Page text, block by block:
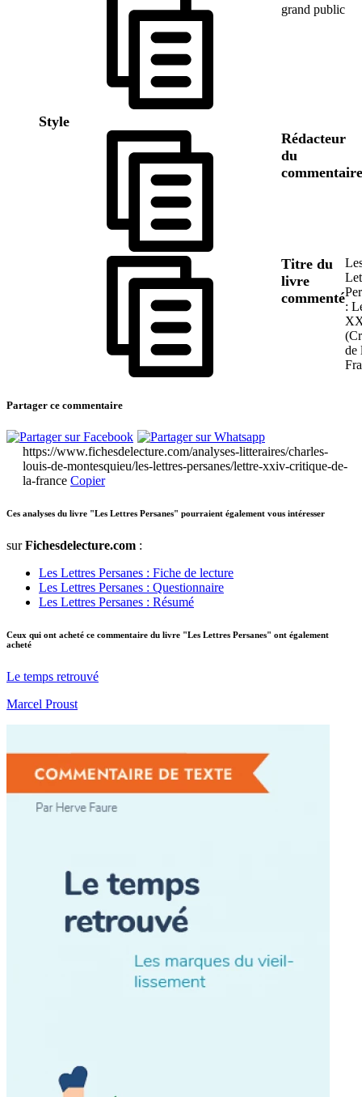
Style
grand public
Rédacteur
du
commentaire
Titre du
livre
commenté
:
de
Partager ce commentaire
https://www.fichesdelecture.com/analyses-litteraires/charles-
louis-de-montesquieu/les-lettres-persanes/lettre-xxiv-critique-de-
la-france Copier
Ces analyses du livre "Les Lettres Persanes" pourraient également vous intéresser
surFichesdelecture.com :
Les Lettres Persanes : Fiche de lecture
Les Lettres Persanes : Questionnaire
Les Lettres Persanes : Résumé
Ceux qui ont acheté ce commentaire du livre "Les Lettres Persanes" ont également
acheté
Le temps retrouvé
Marcel Proust